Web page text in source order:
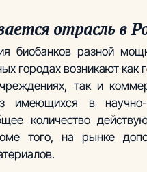
отрасль в
биобанков разной
городах возникают как
так и
имеющихся в научно-
количество
того, на рынке